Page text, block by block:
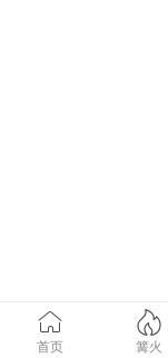

首页

篝火